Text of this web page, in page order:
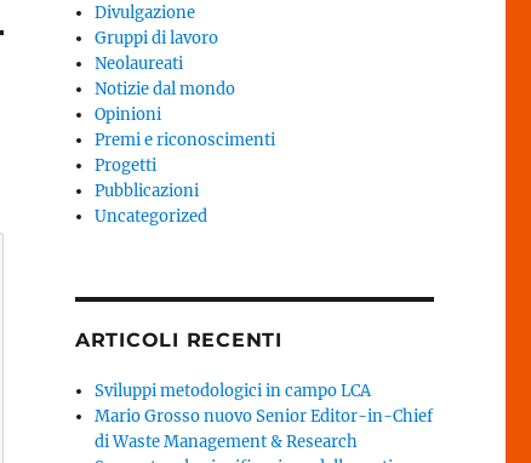
Divulgazione
Gruppi di lavoro
Neolaureati
Notizie dal mondo
Opinioni
Premi e riconoscimenti
Progetti
Pubblicazioni
Uncategorized
ARTICOLI RECENTI
Sviluppi metodologici in campo LCA
Mario Grosso nuovo Senior Editor-in-Chief
di Waste Management & Research